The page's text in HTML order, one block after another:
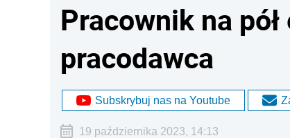
Pracownik na
pracodawca
Subskrybuj nas na Youtube
19 października 2023, 14:13